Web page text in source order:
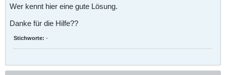
Wer kennt hier eine gute Lösung.
Danke für die Hilfe??
Stichworte: -